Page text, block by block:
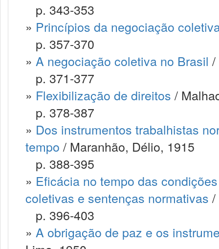
p. 343-353
» Princípios da negociação
p. 357-370
» A negociação coletiva no Brasil /
p. 371-377
» Flexibilização de direitos /
p. 378-387
» Dos instrumentos trabalhistas
tempo / Maranhão, Délio, 1915
p. 388-395
» Eficácia no tempo das
coletivas e sentenças normativas /
p. 396-403
» A obrigação de paz e os